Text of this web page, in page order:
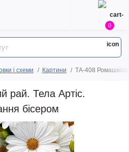
0
і схеми Картини ТА-408
рай. Тела Артіс.
бісером